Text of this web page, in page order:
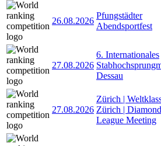
26.08.2026
Pfungstädter
Abendsportfest
27.08.2026
6. Internationales
Dessau
27.08.2026
Zürich |
Zürich | Diamond
League Meeting